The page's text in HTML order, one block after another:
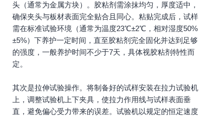
头（通常为金属方块）。胶粘剂需涂抹均匀，厚度适中，
确保夹头与板材表面完全贴合且同心。粘贴完成后，试样
需在标准试验环境（通常为温度23℃±2℃，相对湿度50%
±5%）下养护一定时间，直至胶粘剂完全固化并达到足够
的强度，一般养护时间不少于7天，具体视胶粘剂特性而
定。
其次是拉伸试验操作。将制备好的试样安装在拉力试验机
上，调整试验机上下夹具，使拉力作用线与试样表面垂
直，避免偏心受力带来的误差。试验机以规定的恒定速度